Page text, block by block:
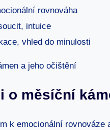
rovnováha
intuice
vhled do minulosti
o měsíční
k emocionální